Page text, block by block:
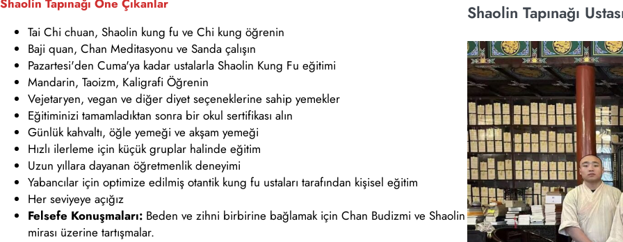
Shaolin Tapınağı Öne Çıkanlar
Tai Chi chuan, Shaolin kung fu ve Chi kung öğrenin
Baji quan, Chan Meditasyonu ve Sanda çalışın
Pazartesi'den Cuma'ya kadar ustalarla Shaolin Kung Fu eğitimi
Mandarin, Taoizm, Kaligrafi Öğrenin
Vejetaryen, vegan ve diğer diyet seçeneklerine sahip yemekler
Eğitiminizi tamamladıktan sonra bir okul sertifikası alın
Günlük kahvaltı, öğle yemeği ve akşam yemeği
Hızlı ilerleme için küçük gruplar halinde eğitim
Uzun yıllara dayanan öğretmenlik deneyimi
Yabancılar için optimize edilmiş otantik kung fu ustaları tarafından kişisel eğitim
Her seviyeye açığız
Felsefe Konuşmaları: Beden ve zihni birbirine bağlamak için Chan Budizmi ve Shaolin
mirası üzerine tartışmalar.
Shaolin Tapınağı